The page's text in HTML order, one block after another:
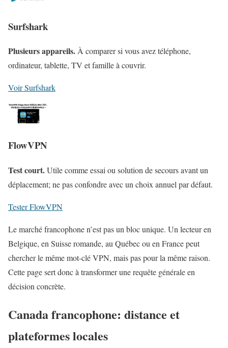
Surfshark
Plusieurs appareils.À comparer si vous avez téléphone,
ordinateur, tablette, TV et famille à couvrir.
Voir Surfshark
FlowVPN
Test court.Utile comme essai ou solution de secours avant un
déplacement; ne pas confondre avec un choix annuel par défaut.
Tester FlowVPN
Le marché francophone n’est pas un bloc unique. Un lecteur en
Belgique, en Suisse romande, au Québec ou en France peut
chercher le même mot-clé VPN, mais pas pour la même raison.
Cette page sert donc à transformer une requête générale en
décision concrète.
Canada francophone: distance et
plateformes locales